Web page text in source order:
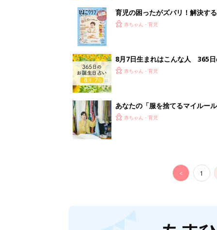
育児の困ったがズバリ！解決す
つ情報がいっぱい！
赤ちゃん・育児
8月7日生まれはこんな人 365
赤ちゃん・育児
あなたの「服を捨てるマイルー
スタイリストが喝！
赤ちゃん・育児
< 1